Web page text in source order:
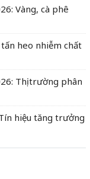
Vàng, cà phê
heo nhiễm chất
Thị trường phân
hiệu tăng trưởng